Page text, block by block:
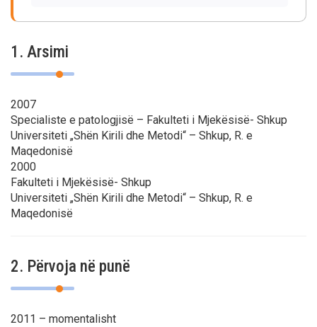
1. Arsimi
2007
Specialiste e patologjisë – Fakulteti i Mjekësisë- Shkup
Universiteti „Shën Kirili dhe Metodi“ – Shkup, R. e
Maqedonisë
2000
Fakulteti i Mjekësisë- Shkup
Universiteti „Shën Kirili dhe Metodi“ – Shkup, R. e
Maqedonisë
2. Përvoja në punë
2011 – momentalisht